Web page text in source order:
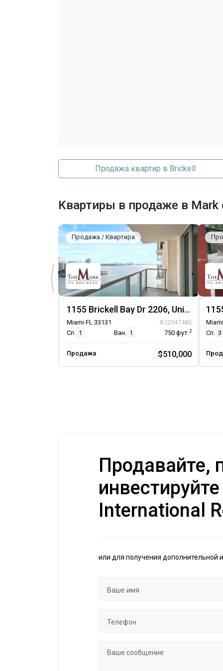
Продажа квартир в Brickell
Квартиры в продаже в Mark
Продажа / Квартира
1155 Brickell Bay Dr 2206, Unit 2206
Miami FL 33131
A12047485
Сп. 1 Ван. 1 750 фут.2
Продажа $510,000
Сп. 3
Продавайте,
International
или для получения дополнительной